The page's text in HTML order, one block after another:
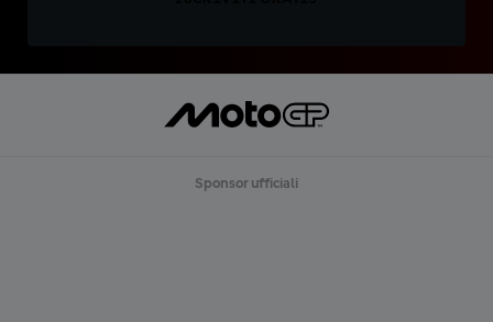
Sponsor ufficiali